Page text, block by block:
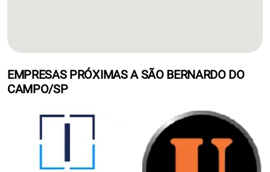
EMPRESAS PRÓXIMAS A SÃO BERNARDO DO
CAMPO/SP